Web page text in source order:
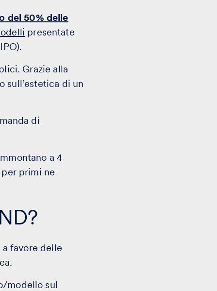
del 50% delle
presentate
Grazie alla
sull’estetica di un
di
a 4
primi ne
a favore delle
modello sul